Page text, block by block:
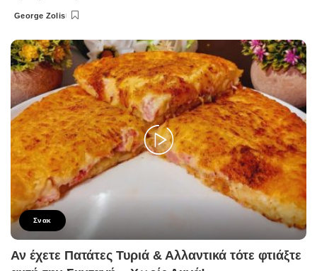
Posted
George Zolis
Σνακ
Αν έχετε Πατάτες Τυριά & Αλλαντικά τότε φτιάξτε